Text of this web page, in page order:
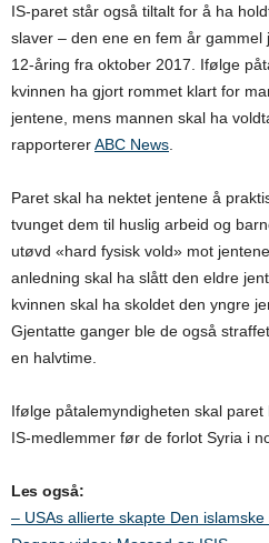
IS-paret står også tiltalt for å ha
slaver – den ene en fem år
12-åring fra oktober 2017. Ifølge
kvinnen ha gjort rommet klart for
jentene, mens mannen skal ha
rapportererABC News
Paret skal ha nektet jentene å
tvunget dem til huslig arbeid og
utøvd «hard fysisk vold» mot
anledning skal ha slått den eldre
kvinnen skal ha skoldet den yngre
Gjentatte ganger ble de også
en halvtime.
Ifølge påtalemyndigheten skal
IS-medlemmer før de forlot Syria i
Les også:
– USAs allierte skapte Den islamske